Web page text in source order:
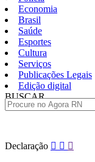
Economia
Brasil
Saúde
Esportes
Cultura
Serviços
Publicações Legais
Edição digital
BUSCAR
Pular
Declaração